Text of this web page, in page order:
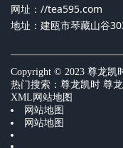
网址： //tea595.com
地址：建瓯市琴藏山谷
Copyright © 2023 尊龙凯
热门搜索： 尊龙凯时 尊
XML网站地图
网站地图
网站地图